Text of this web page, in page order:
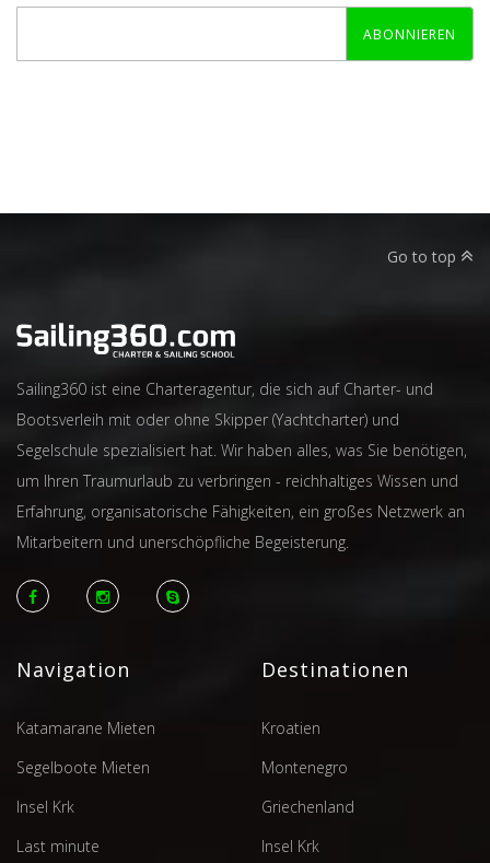
ABONNIEREN
Go to top
Sailing360 ist eine Charteragentur, die sich auf Charter- und
Bootsverleih mit oder ohne Skipper (Yachtcharter) und
Segelschule spezialisiert hat. Wir haben alles, was Sie benötigen,
um Ihren Traumurlaub zu verbringen - reichhaltiges Wissen und
Erfahrung, organisatorische Fähigkeiten, ein großes Netzwerk an
Mitarbeitern und unerschöpfliche Begeisterung.
Navigation
Katamarane Mieten
Segelboote Mieten
Insel Krk
Last minute
Destinationen
Kroatien
Montenegro
Griechenland
Insel Krk